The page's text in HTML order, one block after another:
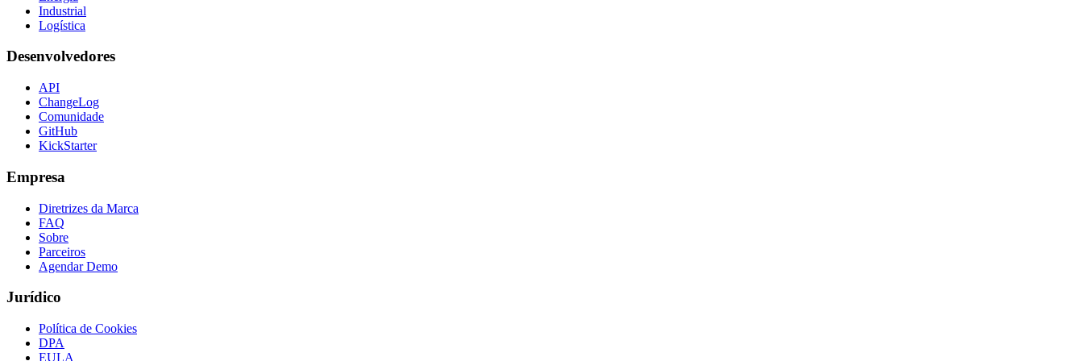
Industrial
Logística
Desenvolvedores
API
ChangeLog
Comunidade
GitHub
KickStarter
Empresa
Diretrizes da Marca
FAQ
Sobre
Parceiros
Agendar Demo
Jurídico
Política de Cookies
DPA
EULA